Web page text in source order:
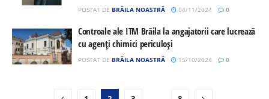
POSTAT DE BRĂILA NOASTRĂ 04/11/2024 0
Controale ale ITM Brăila la angajatorii care lucrează
cu agenţi chimici periculoşi
POSTAT DE BRĂILA NOASTRĂ 15/10/2024 0